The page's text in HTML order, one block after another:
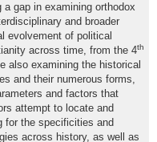
gap in examining orthodox
and broader
evolvement of political
across time, from the 4th
also examining the historical
and their numerous forms,
and factors that
attempt to locate and
for the specificities and
across history, as well as